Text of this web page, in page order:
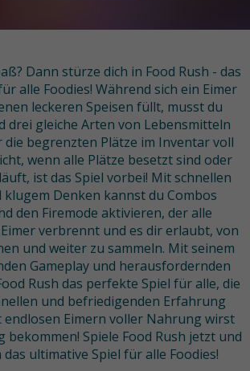
Dann stürze dich in Food Rush - das
alle Foodies! Während sich ein Eimer
leckeren Speisen füllt, musst du
drei gleiche Arten von Lebensmitteln
die begrenzten Plätze im Inventar voll
wenn alle Plätze besetzt sind oder
ist das Spiel vorbei! Mit schnellen
klugem Denken kannst du Combos
den Firemode aktivieren, der alle
verbrennt und es dir erlaubt, von
und weiter zu sammeln. Mit seinem
Gameplay und herausfordernden
Rush das perfekte Spiel für alle, die
und befriedigenden Erfahrung
endlosen Eimern voller Nahrung wirst
bekommen! Spiele Food Rush jetzt und
ultimative Spiel für alle Foodies!